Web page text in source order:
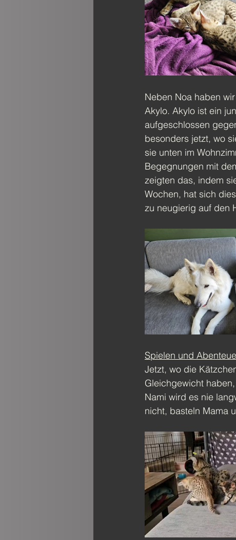
Neben Noa haben
Akylo. Akylo ist ein
aufgeschlossen
besonders jetzt, wo
sie unten im
Begegnungen mit
zeigten das, indem
Wochen, hat sich
zu neugierig auf den
Spielen und
Jetzt, wo die
Gleichgewicht
Nami wird es nie
nicht, basteln Mama